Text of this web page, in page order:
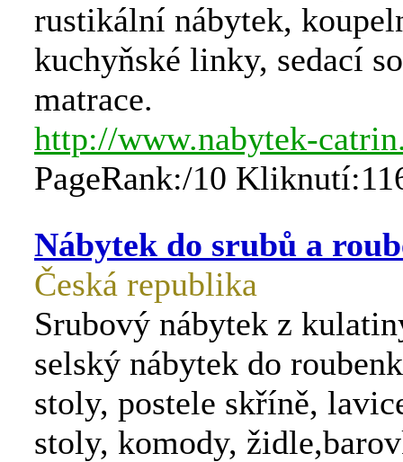
rustikální nábytek,
kuchyňské linky, sedací
matrace.
http://www.nabytek-
PageRank:/10
Nábytek do srubů a
Česká republika
Srubový nábytek z
selský nábytek do
stoly, postele skříně,
stoly, komody,